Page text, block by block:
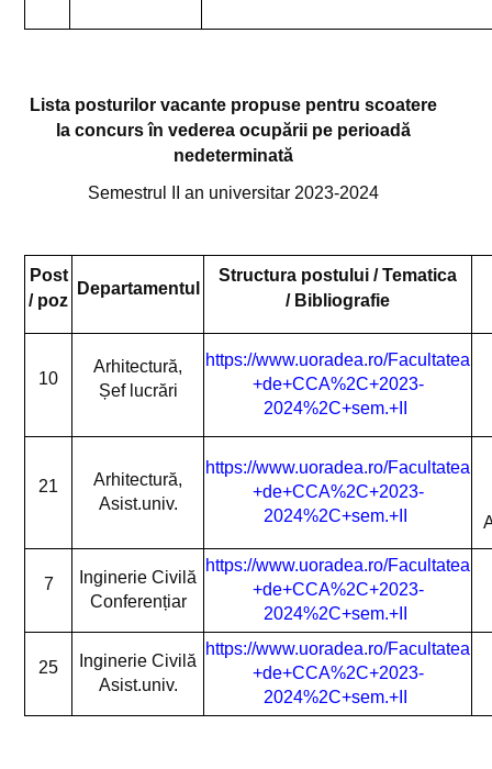
Relații internaționale
Alegeri academice
Documente operaționale
Conferința TMPM III ISI Proceedings
Journal of Applied Engineering Sciences (JAES)
Direcții cercetare FCCA
Lista cu încercări autorizate - Laboratorul de analize și
Arhitectură
Construcții Civile Industriale și Agricole
Construcții pentru Sisteme de Alimentări cu Apă și Canalizări
Masuratori terestre si cadastru
Lista posturilor vacante propuse pentru scoatere
la concurs în vederea ocupării pe perioadă
nedeterminată
Semestrul II an universitar 2023-2024
Post
/ poz
Departamentul
Structura postului / Tematica
/ Bibliografie
10
Arhitectură,
Șef lucrări
https://www.uoradea.ro/Facultatea
+de+CCA%2C+2023-
2024%2C+sem.+II
21
Arhitectură,
Asist.univ.
https://www.uoradea.ro/Facultatea
+de+CCA%2C+2023-
2024%2C+sem.+II
7
Inginerie Civilă
Conferențiar
https://www.uoradea.ro/Facultatea
+de+CCA%2C+2023-
2024%2C+sem.+II
25
Inginerie Civilă
Asist.univ.
https://www.uoradea.ro/Facultatea
+de+CCA%2C+2023-
2024%2C+sem.+II